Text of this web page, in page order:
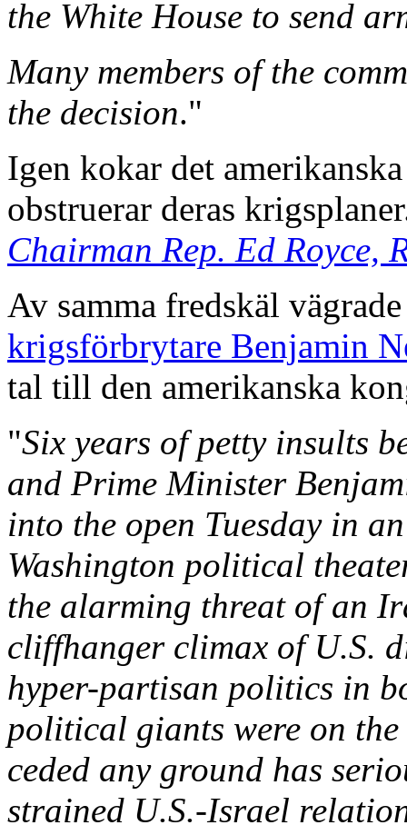
the White House to send
Many members of the
the decision."
Igen kokar det
obstruerar deras
Chairman Rep. Ed Royce,
Av samma fredskäl
krigsförbrytare Benjamin
tal till den amerikanska
"Six years of petty insults
and Prime Minister
into the open Tuesday in
Washington political
the alarming threat of an
cliffhanger climax of U.S.
hyper-partisan politics in
political giants were on
ceded any ground has
strained U.S.-Israel